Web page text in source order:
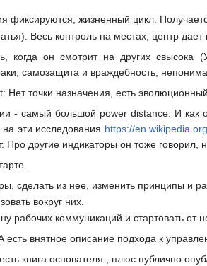
жизненный цикл.
Весь контроль на местах, центр дает
когда он смотрит на других свысока
самозащита и враждебность,
точки назначения, есть эволюционный
- самый большой power distance. И
эти исследования https://
Про другие индикаторы он тоже говорил,
сделать из нее, изменить принципы и
вокруг них.
рабочих коммуникаций и стартовать от
внятное описание подхода к
книга основателя , плюс публично